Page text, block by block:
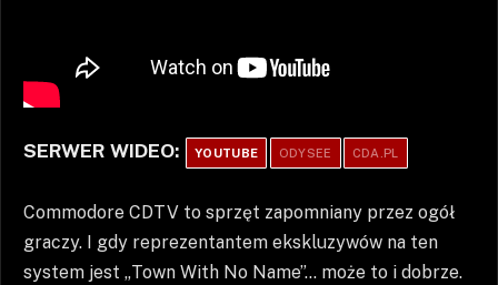
SERWER WIDEO: YOUTUBE ODYSEE CDA.PL
Commodore CDTV to sprzęt zapomniany przez ogół
graczy. I gdy reprezentantem ekskluzywów na ten
system jest „Town With No Name”… może to i dobrze.